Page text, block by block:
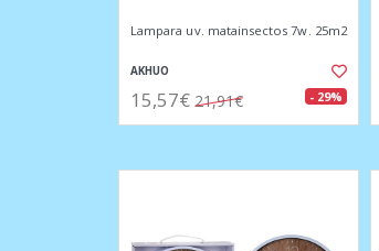
Lampara uv. matainsectos 7w. 25m2
AKHUO
15,57€ 21,91€ - 29%